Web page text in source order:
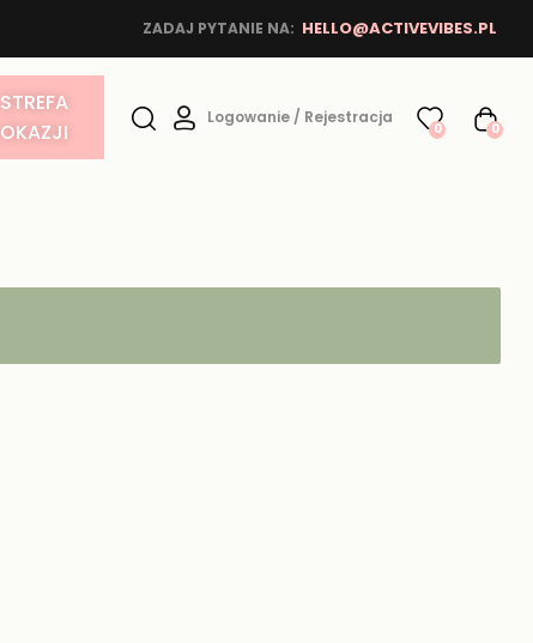
ZADAJ PYTANIE NA: HELLO@ACTIVEVIBES.PL
STREFA
OKAZJI
Logowanie / Rejestracja
0 0